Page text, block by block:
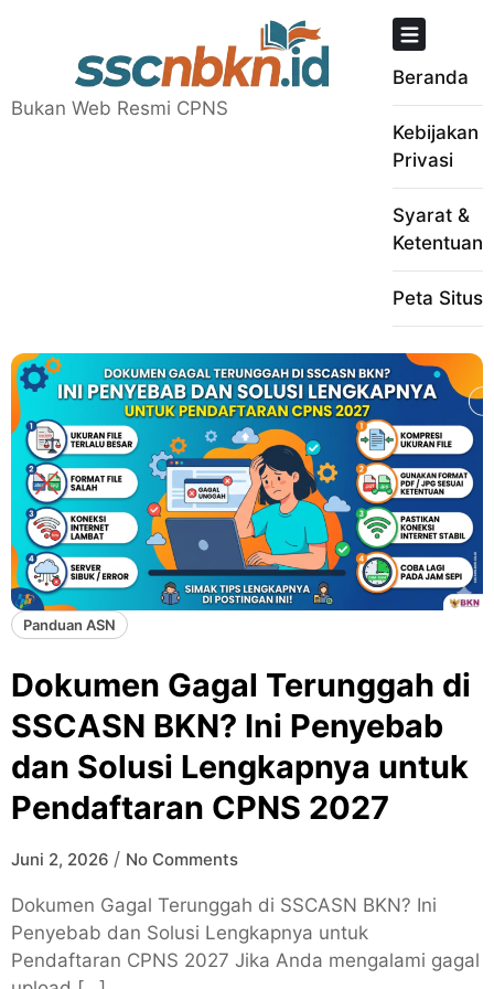
Bukan Web Resmi CPNS
Beranda
Kebijakan
Privasi
Syarat &
Ketentuan
Peta Situs
Panduan ASN
Dokumen Gagal Terunggah di
SSCASN BKN? Ini Penyebab
dan Solusi Lengkapnya untuk
Pendaftaran CPNS 2027
Juni 2, 2026 / No Comments
Dokumen Gagal Terunggah di SSCASN BKN? Ini
Penyebab dan Solusi Lengkapnya untuk
Pendaftaran CPNS 2027 Jika Anda mengalami gagal